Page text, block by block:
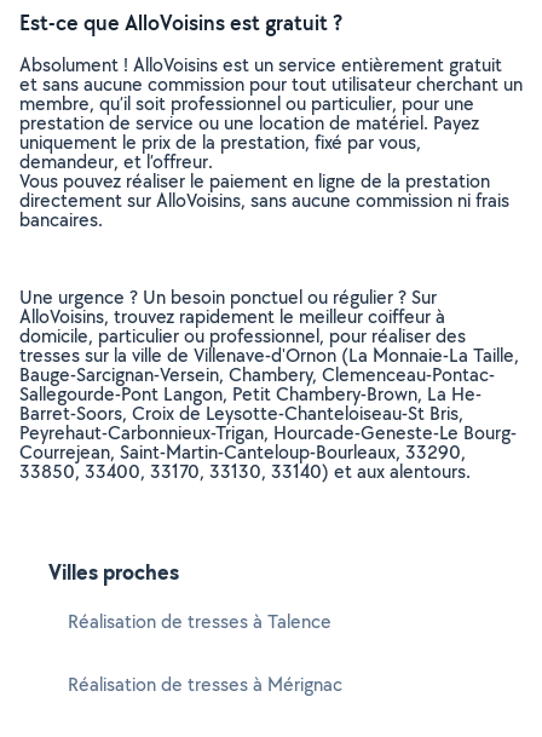
Est-ce que AlloVoisins est gratuit ?
Absolument ! AlloVoisins est un service entièrement gratuit
et sans aucune commission pour tout utilisateur cherchant un
membre, qu’il soit professionnel ou particulier, pour une
prestation de service ou une location de matériel. Payez
uniquement le prix de la prestation, fixé par vous,
demandeur, et l’offreur.
Vous pouvez réaliser le paiement en ligne de la prestation
directement sur AlloVoisins, sans aucune commission ni frais
bancaires.
Une urgence ? Un besoin ponctuel ou régulier ? Sur
AlloVoisins, trouvez rapidement le meilleur coiffeur à
domicile, particulier ou professionnel, pour réaliser des
tresses sur la ville de Villenave-d'Ornon (La Monnaie-La Taille,
Bauge-Sarcignan-Versein, Chambery, Clemenceau-Pontac-
Sallegourde-Pont Langon, Petit Chambery-Brown, La He-
Barret-Soors, Croix de Leysotte-Chanteloiseau-St Bris,
Peyrehaut-Carbonnieux-Trigan, Hourcade-Geneste-Le Bourg-
Courrejean, Saint-Martin-Canteloup-Bourleaux, 33290,
33850, 33400, 33170, 33130, 33140) et aux alentours.
Villes proches
Réalisation de tresses à Talence
Réalisation de tresses à Mérignac